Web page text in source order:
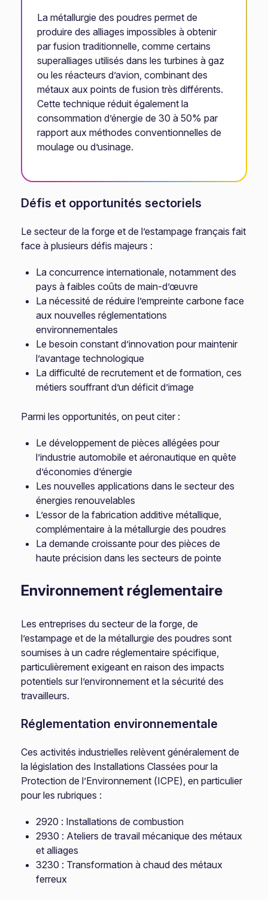
La métallurgie des poudres permet de
produire des alliages impossibles à obtenir
par fusion traditionnelle, comme certains
superalliages utilisés dans les turbines à gaz
ou les réacteurs d’avion, combinant des
métaux aux points de fusion très différents.
Cette technique réduit également la
consommation d’énergie de 30 à 50% par
rapport aux méthodes conventionnelles de
moulage ou d’usinage.
Défis et opportunités sectoriels
Le secteur de la forge et de l’estampage français fait
face à plusieurs défis majeurs :
La concurrence internationale, notamment des
pays à faibles coûts de main-d’œuvre
La nécessité de réduire l’empreinte carbone face
aux nouvelles réglementations
environnementales
Le besoin constant d’innovation pour maintenir
l’avantage technologique
La difficulté de recrutement et de formation, ces
métiers souffrant d’un déficit d’image
Parmi les opportunités, on peut citer :
Le développement de pièces allégées pour
l’industrie automobile et aéronautique en quête
d’économies d’énergie
Les nouvelles applications dans le secteur des
énergies renouvelables
L’essor de la fabrication additive métallique,
complémentaire à la métallurgie des poudres
La demande croissante pour des pièces de
haute précision dans les secteurs de pointe
Environnement réglementaire
Les entreprises du secteur de la forge, de
l’estampage et de la métallurgie des poudres sont
soumises à un cadre réglementaire spécifique,
particulièrement exigeant en raison des impacts
potentiels sur l’environnement et la sécurité des
travailleurs.
Réglementation environnementale
Ces activités industrielles relèvent généralement de
la législation des Installations Classées pour la
Protection de l’Environnement (ICPE), en particulier
pour les rubriques :
2920 : Installations de combustion
2930 : Ateliers de travail mécanique des métaux
et alliages
3230 : Transformation à chaud des métaux
ferreux